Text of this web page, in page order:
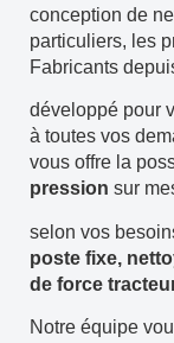
conception de
particuliers, les
Fabricants
développé pour
à toutes vos
vous offre la
pression sur
selon vos
poste fixe,
de force
Notre équipe